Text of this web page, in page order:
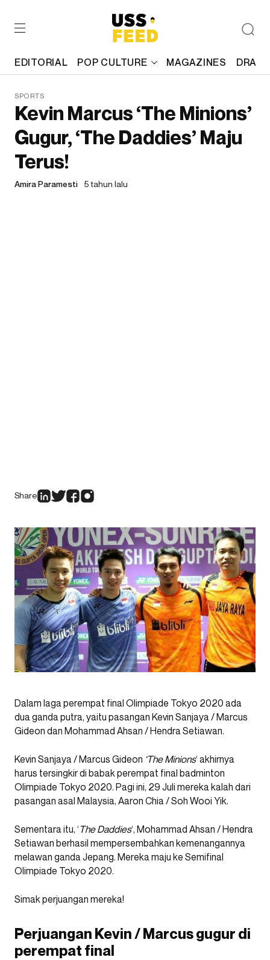
EDITORIAL POP CULTURE MAGAZINES
SPORTS
Kevin Marcus ‘The Minions’
Gugur, ‘The Daddies’ Maju
Terus!
Amira Paramesti 5 tahun lalu
Share
Dalam laga perempat final Olimpiade Tokyo 2020 ada
dua ganda putra, yaitu pasangan Kevin Sanjaya / Marcus
Gideon dan Mohammad Ahsan / Hendra Setiawan.
Kevin Sanjaya / Marcus Gideon ‘The Minions‘ akhirnya
harus tersingkir di babak perempat final badminton
Olimpiade Tokyo 2020. Pagi ini, 29 Juli mereka kalah dari
pasangan asal Malaysia, Aaron Chia / Soh Wooi Yik.
Sementara itu, ‘ The Daddies‘, Mohammad Ahsan / Hendra
Setiawan berhasil mempersembahkan kemenangannya
melawan ganda Jepang. Mereka maju ke Semifinal
Olimpiade Tokyo 2020.
Simak perjuangan mereka!
Perjuangan Kevin / Marcus gugur di
perempat final